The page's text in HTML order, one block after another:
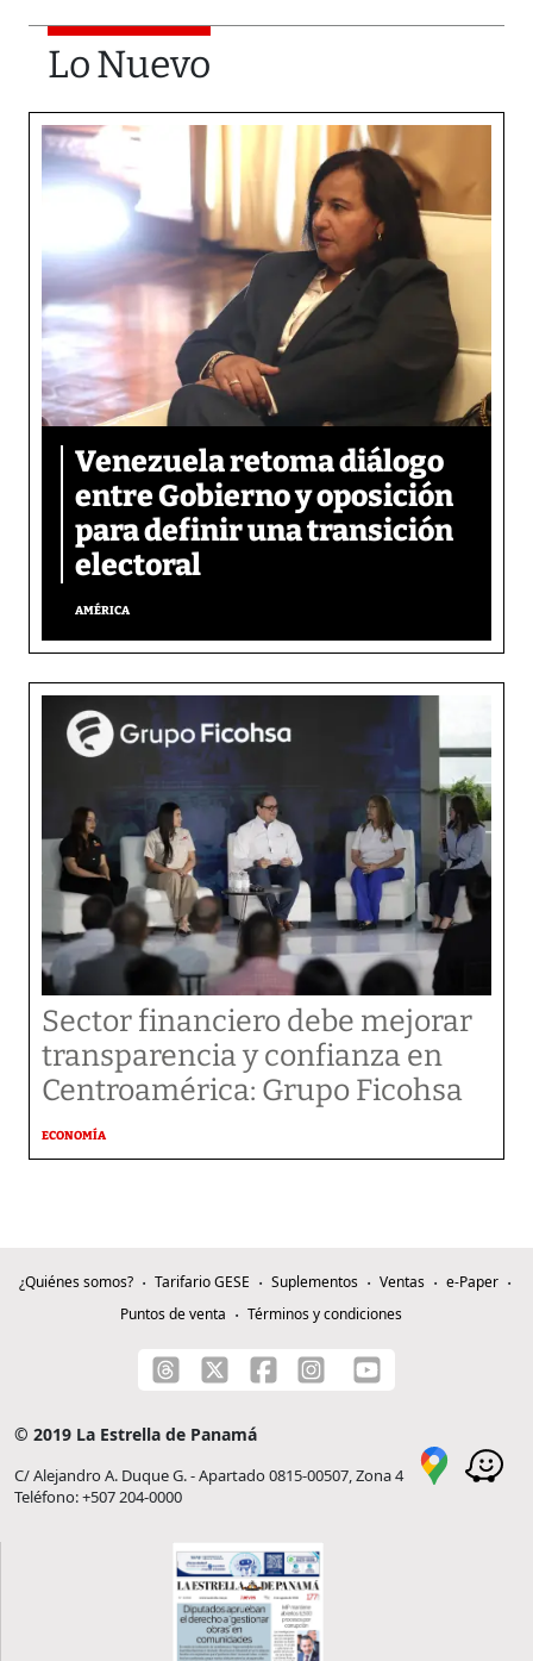
Lo Nuevo
Venezuela retoma diálogo
entre Gobierno y oposición
para definir una transición
electoral
AMÉRICA
Sector financiero debe mejorar
transparencia y confianza en
Centroamérica: Grupo Ficohsa
ECONOMÍA
¿Quiénes somos? Tarifario GESE Suplementos Ventas
e-Paper
Puntos de venta
Términos y condiciones
© 2019 La Estrella de Panamá
C/ Alejandro A. Duque G. - Apartado 0815-00507, Zona 4
Teléfono: +507 204-0000